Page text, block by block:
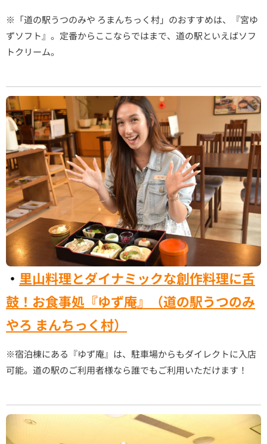
※「道の駅うつのみや ろまんちっく村」のおすすめは、『宮ゆ
ずソフト』。定番からここならではまで、道の駅といえばソフ
トクリーム。
・ 里山料理とダイナミックな創作料理に舌
鼓！お食事処『ゆず庵』（道の駅うつのみ
やろ まんちっく村）
※宿泊棟にある『ゆず庵』は、駐車場からもダイレクトに入店
可能。道の駅のご利用者様なら誰でもご利用いただけます！